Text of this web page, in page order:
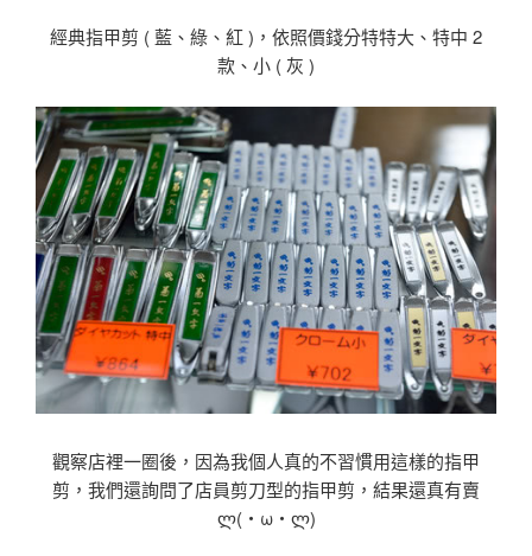
經典指甲剪 ( 藍、綠、紅 )，依照價錢分特特大、特中 2
款、小 ( 灰 )
觀察店裡一圈後，因為我個人真的不習慣用這樣的指甲
剪，我們還詢問了店員剪刀型的指甲剪，結果還真有賣
ლ(・ω・ლ)